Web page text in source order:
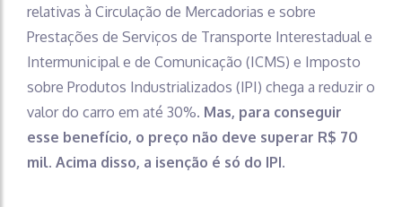
relativas à Circulação de Mercadorias e sobre
Prestações de Serviços de Transporte Interestadual e
Intermunicipal e de Comunicação (ICMS) e Imposto
sobre Produtos Industrializados (IPI) chega a reduzir o
valor do carro em até 30%. Mas, para conseguir
esse benefício, o preço não deve superar R$ 70
mil. Acima disso, a isenção é só do IPI.